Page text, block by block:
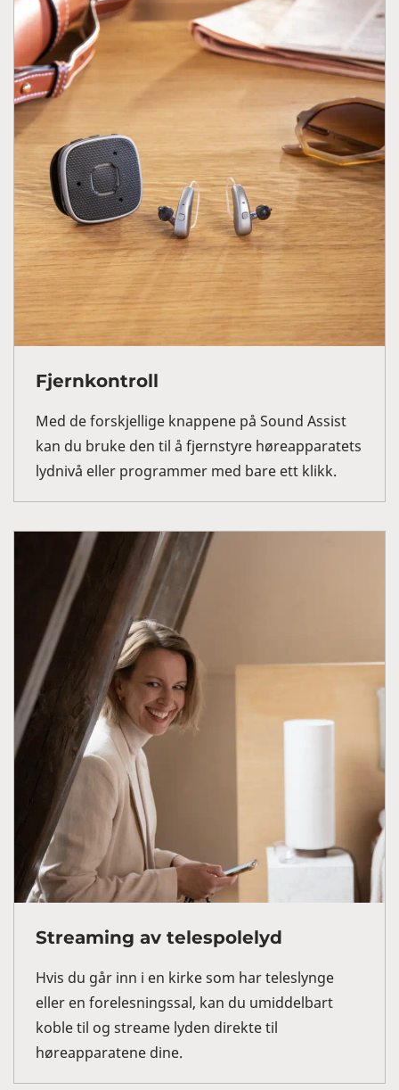
Fjernkontroll
Med de forskjellige knappene på Sound Assist
kan du bruke den til å fjernstyre høreapparatets
lydnivå eller programmer med bare ett klikk.
Streaming av telespolelyd
Hvis du går inn i en kirke som har teleslynge
eller en forelesningssal, kan du umiddelbart
koble til og streame lyden direkte til
høreapparatene dine.